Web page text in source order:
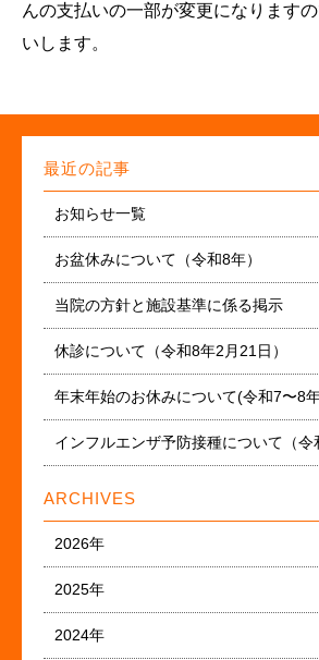
んの支払いの一部が変更になります
いします。
最近の記事
お知らせ一覧
お盆休みについて（令和8年）
当院の方針と施設基準に係る掲示
休診について（令和8年2月21日）
年末年始のお休みについて(令和7〜8
インフルエンザ予防接種について（令
ARCHIVES
2026年
2025年
2024年